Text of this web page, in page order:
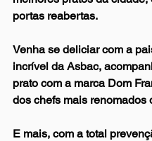
portas reabertas.
Venha se deliciar com a
incrível da Asbac,
prato com a marca Dom
dos chefs mais renomados
E mais, com a total